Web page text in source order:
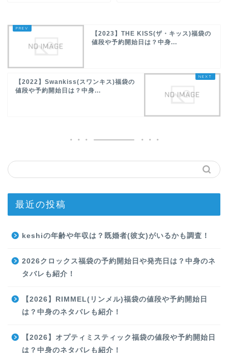
【2023】THE KISS(ザ・キッス)福袋の
値段や予約開始日は？中身...
【2022】Swankiss(スワンキス)福袋の
値段や予約開始日は？中身...
最近の投稿
keshiの年齢や年収は？既婚者(彼女)がいるかも調査！
2026クロックス福袋の予約開始日や発売日は？中身のネ
タバレも紹介！
【2026】RIMMEL(リンメル)福袋の値段や予約開始日
は？中身のネタバレも紹介！
【2026】オプティミスティック福袋の値段や予約開始日
は？中身のネタバレも紹介！